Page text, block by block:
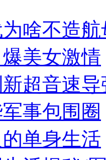
啥不造航
美女激情
超音速导
事包围圈
单身生活